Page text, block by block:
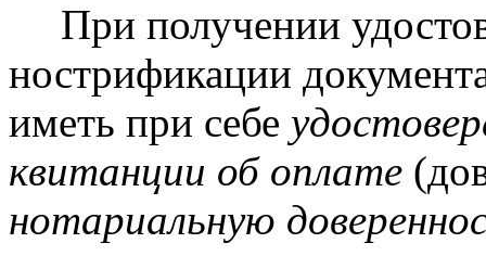
При получении
нострификации
иметь при себе
квитанции об оплате
нотариальную